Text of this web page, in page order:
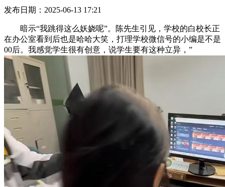
发布日期：2025-06-13 17:21
暗示“我跳得这么妖娆呢”。陈先生引见，学校的白校长正
在办公室看到后也是哈哈大笑，打理学校微信号的小编是不是
00后。我感觉学生很有创意，说学生要有这种立异，”